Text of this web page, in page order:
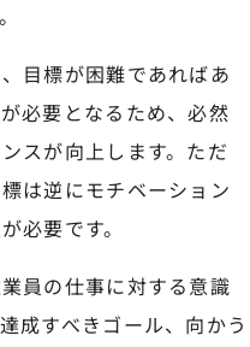
目標が困難であればあ
必要となるため、必然
スが向上します。ただ
は逆にモチベーション
必要です。
員の仕事に対する意識
成すべきゴール、向かう